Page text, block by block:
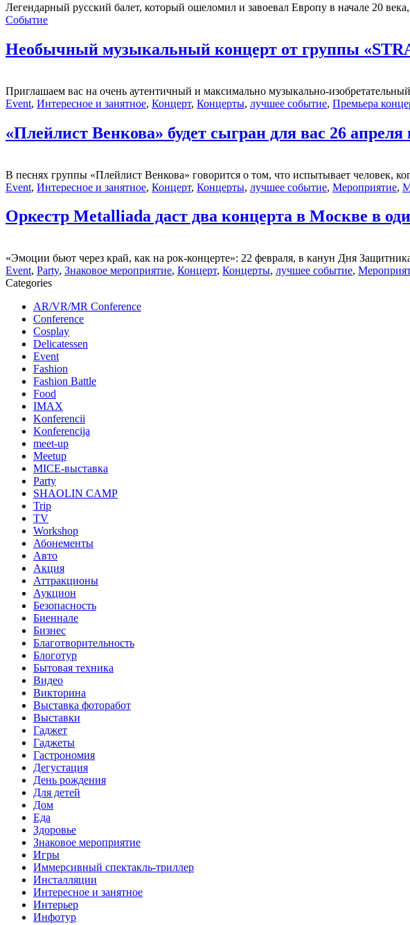
Легендарный русский балет, который ошеломил и завоевал Европу в начале 20
Событие
Необычный музыкальный концерт от группы
Приглашаем вас на очень аутентичный и максимально музыкально-
Event, Интересное и занятное, Концерт, Концерты, лучшее событие, Премьера
«Плейлист Венкова» будет сыгран для вас 26
В песнях группы «Плейлист Венкова» говорится о том, что испытывает человек,
Event, Интересное и занятное, Концерт, Концерты, лучшее событие, Мероприятие,
Оркестр Metalliada даст два концерта в Москве в
«Эмоции бьют через край, как на рок-концерте»: 22 февраля, в канун Дня
Event, Party, Знаковое мероприятие, Концерт, Концерты, лучшее событие,
Categories
AR/VR/MR Conference
Conference
Cosplay
Delicatessen
Event
Fashion
Fashion Battle
Food
IMAX
Konferencii
Konferencija
meet-up
Meetup
MICE-выставка
Party
SHAOLIN CAMP
Trip
TV
Workshop
Абонементы
Авто
Акция
Аттракционы
Аукцион
Безопасность
Биеннале
Бизнес
Благотворительность
Блоготур
Бытовая техника
Видео
Викторина
Выставка фоторабот
Выставки
Гаджет
Гаджеты
Гастрономия
Дегустация
День рождения
Для детей
Дом
Еда
Здоровье
Знаковое мероприятие
Игры
Иммерсивный спектакль-триллер
Инсталляции
Интересное и занятное
Интерьер
Инфотур